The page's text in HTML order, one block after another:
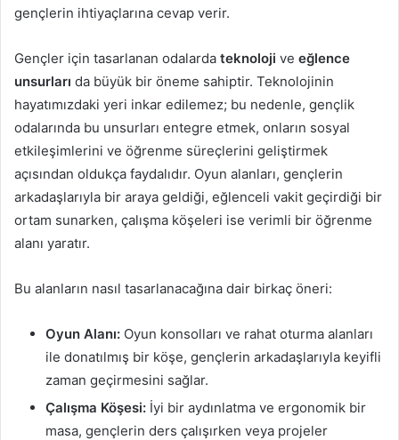
gençlerin ihtiyaçlarına cevap verir.
Gençler için tasarlanan odalarda teknoloji ve eğlence
unsurları da büyük bir öneme sahiptir. Teknolojinin
hayatımızdaki yeri inkar edilemez; bu nedenle, gençlik
odalarında bu unsurları entegre etmek, onların sosyal
etkileşimlerini ve öğrenme süreçlerini geliştirmek
açısından oldukça faydalıdır. Oyun alanları, gençlerin
arkadaşlarıyla bir araya geldiği, eğlenceli vakit geçirdiği bir
ortam sunarken, çalışma köşeleri ise verimli bir öğrenme
alanı yaratır.
Bu alanların nasıl tasarlanacağına dair birkaç öneri:
Oyun Alanı: Oyun konsolları ve rahat oturma alanları
ile donatılmış bir köşe, gençlerin arkadaşlarıyla keyifli
zaman geçirmesini sağlar.
Çalışma Köşesi: İyi bir aydınlatma ve ergonomik bir
masa, gençlerin ders çalışırken veya projeler